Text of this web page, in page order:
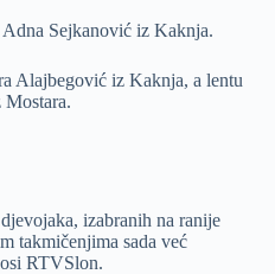
Sejkanović iz Kaknja.
Alajbegović iz Kaknja, a lentu
izabranih na ranije
takmičenjima sada već
RTVSlon.